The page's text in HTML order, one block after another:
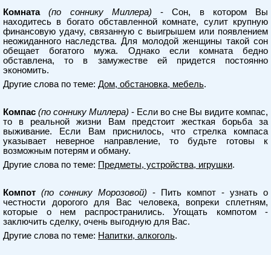
Комната (по соннику Миллера) - Сон, в котором Вы
находитесь в богато обставленной комнате, сулит крупную
финансовую удачу, связанную с выигрышем или появлением
неожиданного наследства. Для молодой женщины такой сон
обещает богатого мужа. Однако если комната бедно
обставлена, то в замужестве ей придется постоянно
экономить.
Другие слова по теме: Дом, обстановка, мебель.
Компас (по соннику Миллера) - Если во сне Вы видите компас,
то в реальной жизни Вам предстоит жесткая борьба за
выживание. Если Вам приснилось, что стрелка компаса
указывает неверное направление, то будьте готовы к
возможным потерям и обману.
Другие слова по теме: Предметы, устройства, игрушки.
Компот (по соннику Морозовой) - Пить компот - узнать о
честности дорогого для Вас человека, вопреки сплетням,
которые о нем распространились. Угощать компотом -
заключить сделку, очень выгодную для Вас.
Другие слова по теме: Напитки, алкоголь.